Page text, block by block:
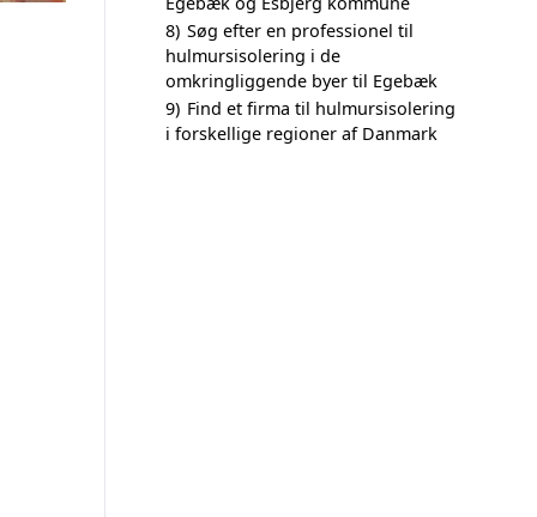
8) Søg efter en professionel til
hulmursisolering i de
omkringliggende byer til Egebæk
9) Find et firma til hulmursisolering
i forskellige regioner af Danmark